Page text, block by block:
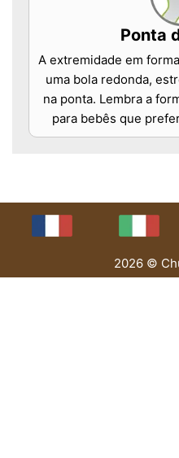
Ponta
A extremidade em
uma bola redonda,
na ponta. Lembra a
para bebês que
2026 ©